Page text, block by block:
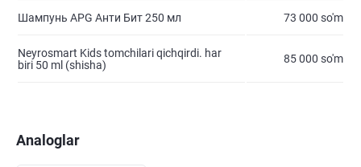
Шампунь APG Анти Бит 250 мл 73 000 so'm
Neyrosmart Kids tomchilari qichqirdi. har
biri 50 ml (shisha)
85 000 so'm
Analoglar